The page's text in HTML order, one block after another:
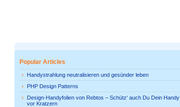
Popular Articles
Handystrahlung neutralisieren und gesünder leben
PHP Design Patterns
Design-Handyfolien von Rebtos – Schütz‘ auch Du Dein Handy
vor Kratzern